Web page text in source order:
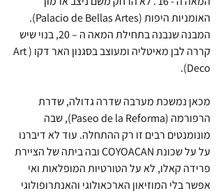
האומניות היפות (Palacio de Bellas Artes).
המבנה שנבנה בתחילת המאה ה – 20, בנוי שיש
קררה לבן מאיטליה ומעוצב בסגנון האר דקו (Art
Deco).
מכאן נמשכת מערבה שדרה גדולה, שדרת
הרפורמה (Paseo de la Reforma), שבה
מונומנטים רבים זו רק ההתחלה. עוד לא דיברנו
על על שכונת COYOACAN ובה ביתה של הציירת
פרידה קאלו, לא על הטורטיות המופלאות ואי
אפשר בלי המוזיאון הארכאולוגי והאנתרופולוגי